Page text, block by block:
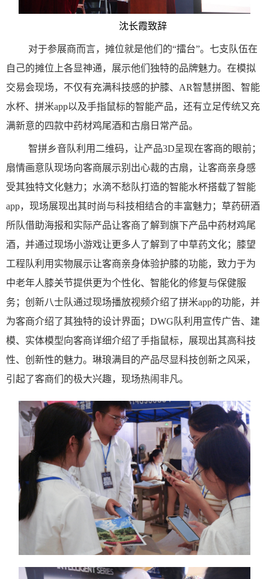
沈长霞致辞
对于参展商而言，摊位就是他们的“擂台”。七支队伍在
自己的摊位上各显神通，展示他们独特的品牌魅力。在模拟
交易会现场，不仅有充满科技感的护膝、AR智慧拼图、智能
水杯、拼米app以及手指鼠标的智能产品，还有立足传统又充
满新意的四款中药材鸡尾酒和古扇日常产品。
智拼乡音队利用二维码，让产品3D呈现在客商的眼前；
扇情画意队现场向客商展示别出心裁的古扇，让客商亲身感
受其独特文化魅力；水滴不愁队打造的智能水杯搭载了智能
app，现场展现出其时尚与科技相结合的丰富魅力；草药研酒
所队借助海报和实际产品让客商了解到旗下产品中药材鸡尾
酒，并通过现场小游戏让更多人了解到了中草药文化；膝望
工程队利用实物展示让客商亲身体验护膝的功能，致力于为
中老年人膝关节提供更为个性化、智能化的修复与保健服
务；创新八士队通过现场播放视频介绍了拼米app的功能，并
为客商介绍了其独特的设计界面； DWG队利用宣传广告、建
模、实体模型向客商详细介绍了手指鼠标，展现出其高科技
性、创新性的魅力。琳琅满目的产品尽显科技创新之风采，
引起了客商们的极大兴趣，现场热闹非凡。